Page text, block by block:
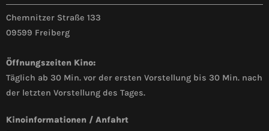
Chemnitzer Straße 133
09599 Freiberg
Öffnungszeiten Kino:
Täglich ab 30 Min. vor der ersten Vorstellung bis 30 Min. nach
der letzten Vorstellung des Tages.
Kinoinformationen / Anfahrt